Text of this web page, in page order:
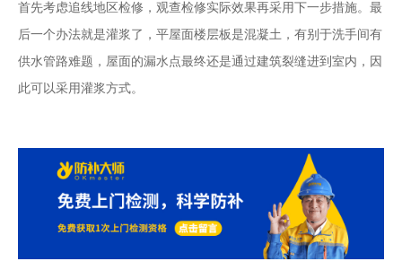
首先考虑追线地区检修，观查检修实际效果再采用下一步措施。最
后一个办法就是灌浆了，平屋面楼层板是混凝土，有别于洗手间有
供水管路难题，屋面的漏水点最终还是通过建筑裂缝进到室内，因
此可以采用灌浆方式。